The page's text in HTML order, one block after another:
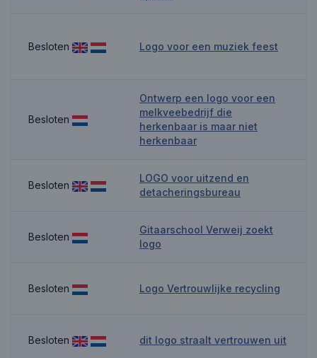
Besloten Logo voor een muziek feest
Besloten
Ontwerp een logo voor een
melkveebedrijf die
herkenbaar is maar niet
herkenbaar
Besloten
LOGO voor uitzend en
detacheringsbureau
Besloten
Gitaarschool Verweij zoekt
logo
Besloten Logo Vertrouwlijke recycling
Besloten dit logo straalt vertrouwen uit